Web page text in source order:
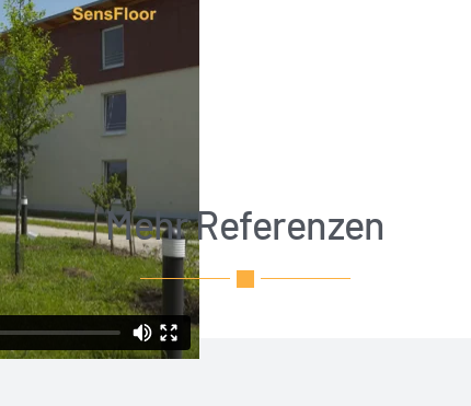
Mehr Referenzen